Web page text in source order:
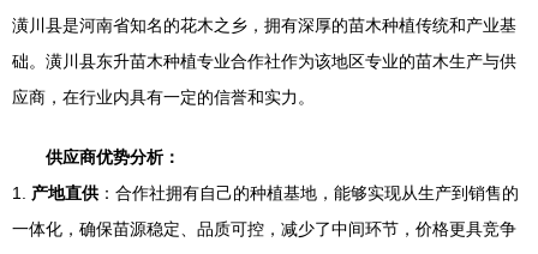
潢川县是河南省知名的花木之乡，拥有深厚的苗木种植传统和产业基
础。潢川县东升苗木种植专业合作社作为该地区专业的苗木生产与供
应商，在行业内具有一定的信誉和实力。
供应商优势分析：
1. 产地直供：合作社拥有自己的种植基地，能够实现从生产到销售的
一体化，确保苗源稳定、品质可控，减少了中间环节，价格更具竞争